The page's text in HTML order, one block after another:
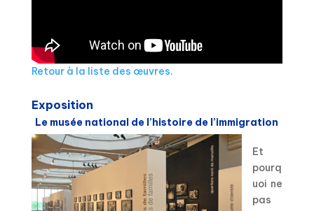
Retour à la liste des œuvres.
Exposition
Le musée national de l’histoire de l’immigration
Et
pourq
uoi ne
pas